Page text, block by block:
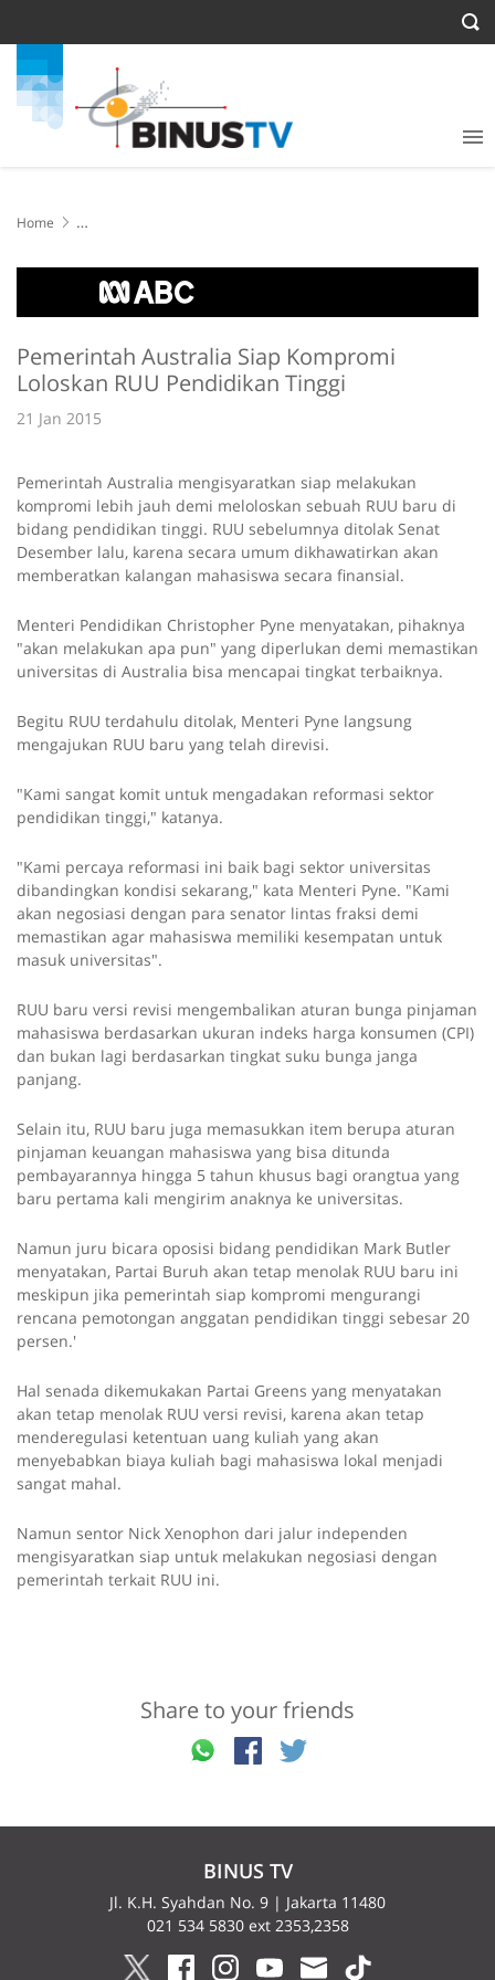
Home
Tinggi
Pemerintah Australia Siap Kompromi
Loloskan RUU Pendidikan Tinggi
21 Jan 2015
Pemerintah Australia mengisyaratkan siap melakukan
kompromi lebih jauh demi meloloskan sebuah RUU baru di
bidang pendidikan tinggi. RUU sebelumnya ditolak Senat
Desember lalu, karena secara umum dikhawatirkan akan
memberatkan kalangan mahasiswa secara finansial.
Menteri Pendidikan Christopher Pyne menyatakan, pihaknya
"akan melakukan apa pun" yang diperlukan demi memastikan
universitas di Australia bisa mencapai tingkat terbaiknya.
Begitu RUU terdahulu ditolak, Menteri Pyne langsung
mengajukan RUU baru yang telah direvisi.
"Kami sangat komit untuk mengadakan reformasi sektor
pendidikan tinggi," katanya.
"Kami percaya reformasi ini baik bagi sektor universitas
dibandingkan kondisi sekarang," kata Menteri Pyne. "Kami
akan negosiasi dengan para senator lintas fraksi demi
memastikan agar mahasiswa memiliki kesempatan untuk
masuk universitas".
RUU baru versi revisi mengembalikan aturan bunga pinjaman
mahasiswa berdasarkan ukuran indeks harga konsumen (CPI)
dan bukan lagi berdasarkan tingkat suku bunga janga
panjang.
Selain itu, RUU baru juga memasukkan item berupa aturan
pinjaman keuangan mahasiswa yang bisa ditunda
pembayarannya hingga 5 tahun khusus bagi orangtua yang
baru pertama kali mengirim anaknya ke universitas.
Namun juru bicara oposisi bidang pendidikan Mark Butler
menyatakan, Partai Buruh akan tetap menolak RUU baru ini
meskipun jika pemerintah siap kompromi mengurangi
rencana pemotongan anggatan pendidikan tinggi sebesar 20
persen.'
Hal senada dikemukakan Partai Greens yang menyatakan
akan tetap menolak RUU versi revisi, karena akan tetap
menderegulasi ketentuan uang kuliah yang akan
menyebabkan biaya kuliah bagi mahasiswa lokal menjadi
sangat mahal.
Namun sentor Nick Xenophon dari jalur independen
mengisyaratkan siap untuk melakukan negosiasi dengan
pemerintah terkait RUU ini.
Share to your friends
BINUS TV
Jl. K.H. Syahdan No. 9 | Jakarta 11480
021 534 5830 ext 2353,2358